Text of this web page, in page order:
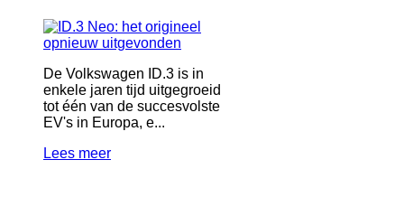
De Volkswagen ID.3 is in
enkele jaren tijd uitgegroeid
tot één van de succesvolste
EV's in Europa, e...
Lees meer